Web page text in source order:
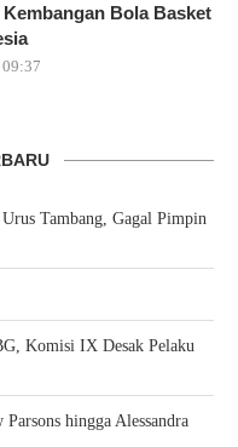
Bola Basket
09:37
Tambang, Gagal Pimpin
Komisi IX Desak Pelaku
hingga Alessandra